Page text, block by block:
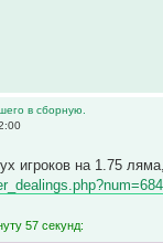
в сборную.
игроков на 1.75
57 секунд: